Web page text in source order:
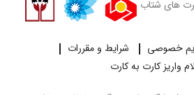
های شتاب
خصوصی
شرایط و مقررات
واریز کارت به کارت